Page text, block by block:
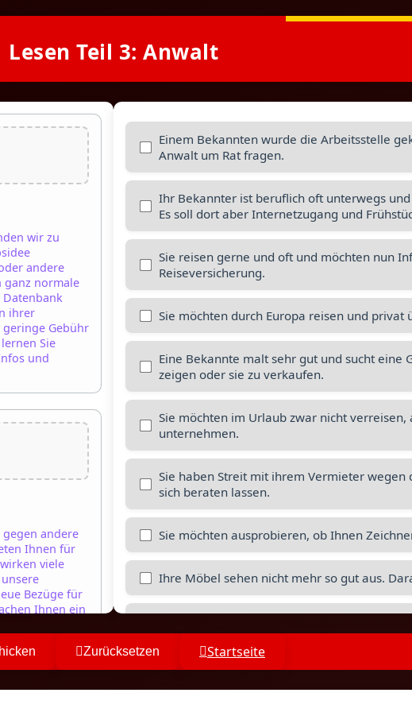
Lesen Teil 3: Anwalt
wir zu
andere
ganz normale
ihrer
geringe Gebühr
Sie
und
andere
Ihnen für
viele
Bezüge für
Ihnen ein
Einem Bekannten wurde die Arbeitsstelle
Anwalt um Rat fragen.
Ihr Bekannter ist beruflich oft unterwegs
Es soll dort aber Internetzugang und
Sie reisen gerne und oft und möchten nun
Reiseversicherung.
Sie möchten durch Europa reisen und privat
Eine Bekannte malt sehr gut und sucht eine
zeigen oder sie zu verkaufen.
Sie möchten im Urlaub zwar nicht
unternehmen.
Sie haben Streit mit ihrem Vermieter
sich beraten lassen.
Sie möchten ausprobieren, ob Ihnen
Ihre Möbel sehen nicht mehr so gut aus.
übernachten.
Zurücksetzen Startseite